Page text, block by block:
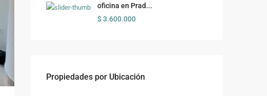
oficina en Prad...
$ 3.600.000
Propiedades por Ubicación